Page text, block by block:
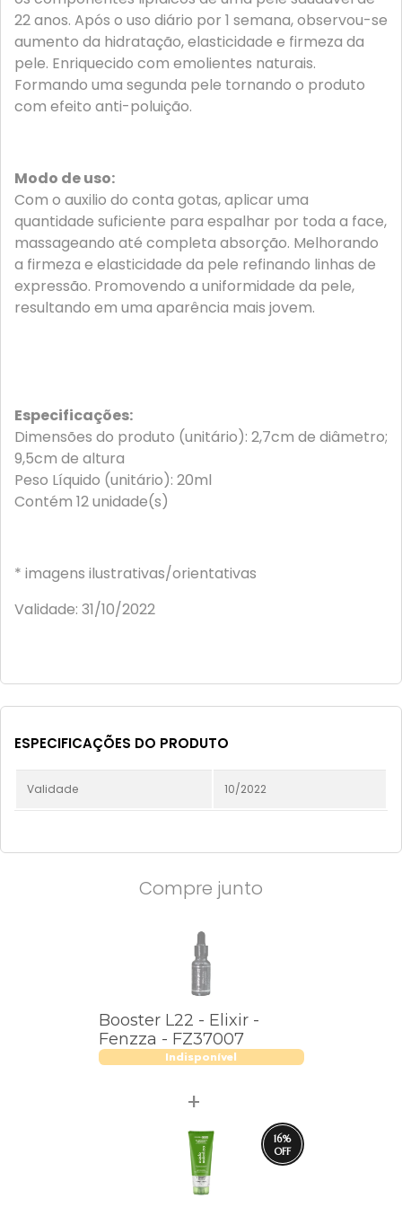
22 anos. Após o uso diário por 1 semana, observou-se
aumento da hidratação, elasticidade e firmeza da
pele. Enriquecido com emolientes naturais.
Formando uma segunda pele tornando o produto
com efeito anti-poluição.
Modo de uso:
Com o auxilio do conta gotas, aplicar uma
quantidade suficiente para espalhar por toda a face,
massageando até completa absorção. Melhorando
a firmeza e elasticidade da pele refinando linhas de
expressão. Promovendo a uniformidade da pele,
resultando em uma aparência mais jovem.
Especificações:
Dimensões do produto (unitário): 2,7cm de diâmetro;
9,5cm de altura
Peso Líquido (unitário): 20ml
Contém 12 unidade(s)
* imagens ilustrativas/orientativas
Validade: 31/10/2022
ESPECIFICAÇÕES DO PRODUTO
Validade 10/2022
Compre junto
Booster L22 - Elixir -
Fenzza - FZ37007
Indisponível
16%